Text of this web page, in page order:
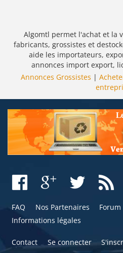
Algomtl permet l'achat et la
fabricants, grossistes et
aide les importateurs,
annonces import export,
Annonces Grossistes |
FAQ Nos Partenaires Forum
Informations légales
Contact Se connecter